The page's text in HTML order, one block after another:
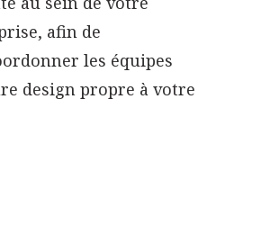
afin de
les équipes
design propre à votre